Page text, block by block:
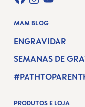
FACEBOOK
INSTAGRAM
YOUTUBE
MAM BLOG
ENGRAVIDAR
SEMANAS DE
PRODUTOS E LOJA